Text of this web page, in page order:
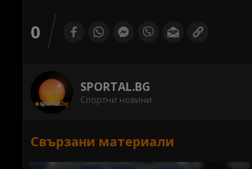
0
SPORTAL.BG
Спортни новини
Свързани материали